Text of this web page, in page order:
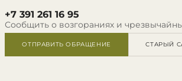
+7 391 261 16 95
Сообщить о возгораниях и
ОТПРАВИТЬ ОБРАЩЕНИЕ СТАРЫЙ